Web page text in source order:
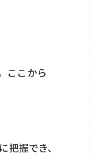
ここから
握でき、